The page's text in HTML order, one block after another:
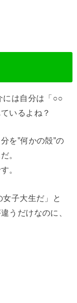
は自分は「○○
いるよね？
を”何かの殻”の
。
。
子大生だ」と
うだけなのに、